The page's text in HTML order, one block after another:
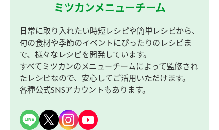
ミツカンメニューチーム
日常に取り入れたい時短レシピや簡単レシピから、
旬の食材や季節のイベントにぴったりのレシピま
で、様々なレシピを開発しています。
すべてミツカンのメニューチームによって監修され
たレシピなので、安心してご活用いただけます。
各種公式SNSアカウントもあります。